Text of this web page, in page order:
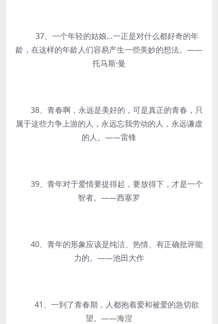
37、一个年轻的姑娘…一正是对什么都好奇的年
龄，在这样的年龄人们容易产生一些美妙的想法。——
托马斯·曼
38、青春啊，永远是美好的，可是真正的青春，只
属于这些力争上游的人，永远忘我劳动的人，永远谦虚
的人。——雷锋
39、青年对于爱情要提得起，要放得下，才是一个
智者。——西塞罗
40、青年的形象应该是纯洁、热情、有正确批评能
力的。——池田大作
41、一到了青春期，人都抱着爱和被爱的急切欲
望。——海涅